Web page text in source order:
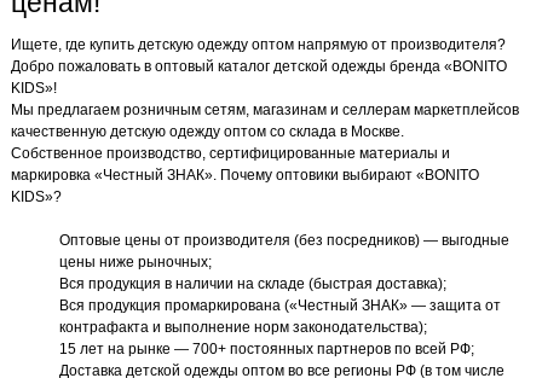
Ищете, где купить детскую одежду оптом напрямую от производителя?
Добро пожаловать в оптовый каталог детской одежды бренда «BONITO
KIDS»!
Мы предлагаем розничным сетям, магазинам и селлерам маркетплейсов
качественную детскую одежду оптом со склада в Москве.
Собственное производство, сертифицированные материалы и
маркировка «Честный ЗНАК». Почему оптовики выбирают «BONITO
KIDS»?
Оптовые цены от производителя (без посредников) — выгодные
цены ниже рыночных;
Вся продукция в наличии на складе (быстрая доставка);
Вся продукция промаркирована («Честный ЗНАК» — защита от
контрафакта и выполнение норм законодательства);
15 лет на рынке — 700+ постоянных партнеров по всей РФ;
Доставка детской одежды оптом во все регионы РФ (в том числе